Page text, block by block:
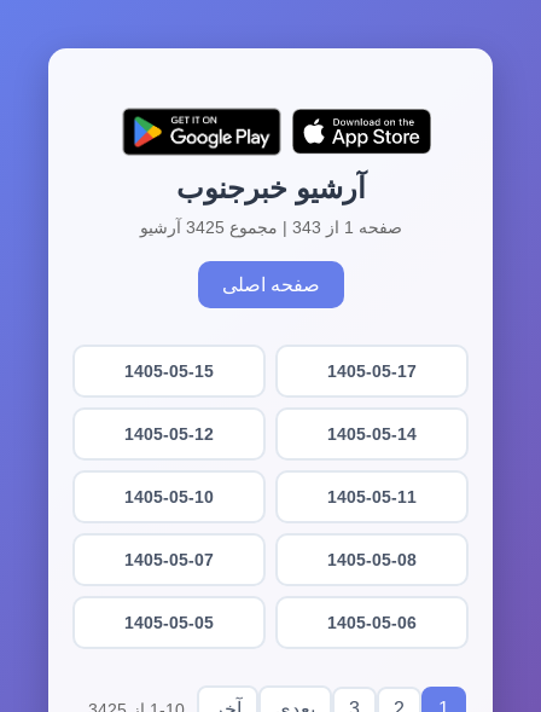
آرشیو خبرجنوب
صفحه 1 از 343 | مجموع 3425 آرشیو
صفحه اصلی
1405-05-17
1405-05-15
1405-05-14
1405-05-12
1405-05-11
1405-05-10
1405-05-08
1405-05-07
1405-05-06
1405-05-05